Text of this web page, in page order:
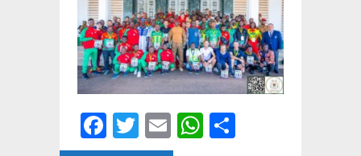
Facebook
Twitter
EmailWhatsApp